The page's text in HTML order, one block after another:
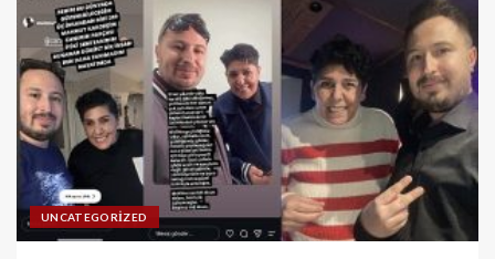
UNCATEGORIZED